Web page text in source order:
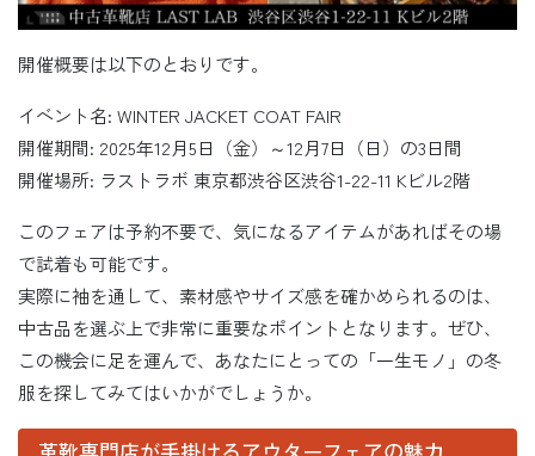
開催概要は以下のとおりです。
イベント名: WINTER JACKET COAT FAIR
開催期間: 2025年12月5日（金）～12月7日（日）の3日間
開催場所: ラストラボ 東京都渋谷区渋谷1-22-11 Kビル2階
このフェアは予約不要で、気になるアイテムがあればその場
で試着も可能です。
実際に袖を通して、素材感やサイズ感を確かめられるのは、
中古品を選ぶ上で非常に重要なポイントとなります。ぜひ、
この機会に足を運んで、あなたにとっての「一生モノ」の冬
服を探してみてはいかがでしょうか。